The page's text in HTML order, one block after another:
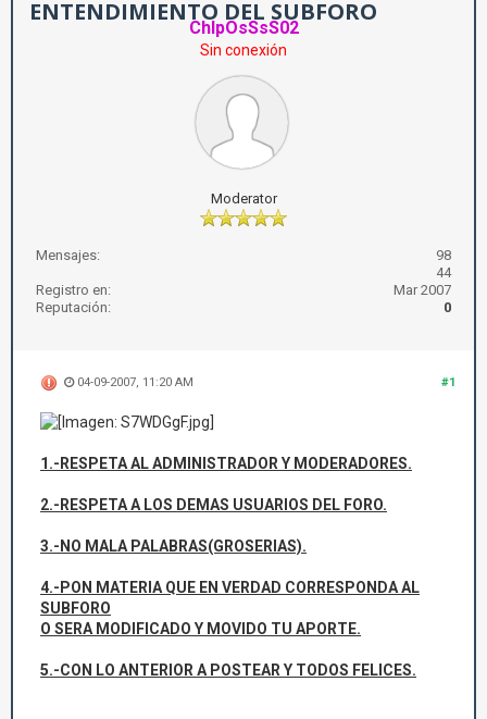
ENTENDIMIENTO DEL SUBFORO
ChIpOsSsS02
Sin conexión
Moderator
Mensajes:
98
44
Registro en:
Mar 2007
Reputación:
0
#1
04-09-2007, 11:20 AM
1.-RESPETA AL ADMINISTRADOR Y MODERADORES.
2.-RESPETA A LOS DEMAS USUARIOS DEL FORO.
3.-NO MALA PALABRAS(GROSERIAS).
4.-PON MATERIA QUE EN VERDAD CORRESPONDA AL
SUBFORO
O SERA MODIFICADO Y MOVIDO TU APORTE.
5.-CON LO ANTERIOR A POSTEAR Y TODOS FELICES.